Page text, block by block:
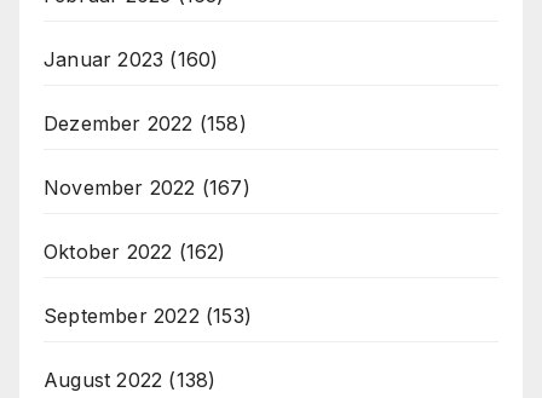
Januar 2023 (160)
Dezember 2022 (158)
November 2022 (167)
Oktober 2022 (162)
September 2022 (153)
August 2022 (138)